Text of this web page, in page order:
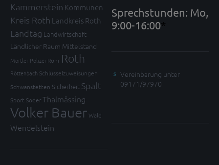
Kammerstein Kommunen
Kreis Roth Landkreis Roth
Landtag Landwirtschaft
Ländlicher Raum Mittelstand
Mortler Polizei Rohr Roth
Röttenbach Schlüsselzuweisungen
Schwanstetten Sicherheit Spalt
Sport SöderThalmässing
Volker BauerWald
Wendelstein
Sprechstunden: Mo,
9:00-16:00*
Vereinbarung unter
09171/97970